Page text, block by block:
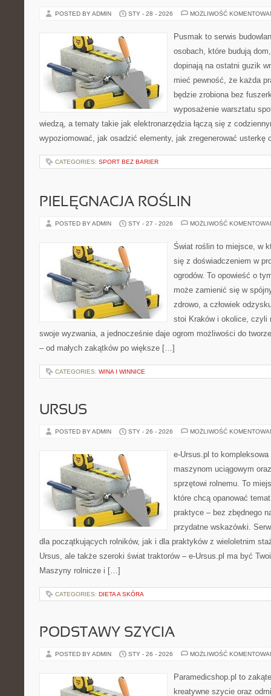
POSTED BY ADMIN STY - 28 - 2026 MOŻLIWOŚĆ
Pusmak to serwis
osobach, które budują
dopinają na ostatni guzik
mieć pewność, że każda
będzie zrobiona bez
wyposażenie warsztatu
wiedzą, a tematy takie jak elektronarzędzia łączą się z
wypoziomować, jak osadzić elementy, jak zregenerować usterkę
CATEGORIES: SPORT BEZ BARIER
PIELĘGNACJA ROŚLIN
POSTED BY ADMIN STY - 27 - 2026 MOŻLIWOŚĆ
Świat roślin to miejsce, w
się z doświadczeniem w
ogrodów. To opowieść o
może zamienić się w
zdrowo, a człowiek
stoi Kraków i okolice, czyli
swoje wyzwania, a jednocześnie daje ogrom możliwości do
– od małych zakątków po większe […]
CATEGORIES: WINA I WINNICE
URSUS
POSTED BY ADMIN STY - 26 - 2026 MOŻLIWOŚĆ
e-Ursus.pl to
maszynom uciągowym
sprzętowi rolnemu. To
które chcą opanować
praktyce – bez zbędnego
przydatne wskazówki.
dla początkujących rolników, jak i dla praktyków z wieloletnim
Ursus, ale także szeroki świat traktorów – e-Ursus.pl ma być
Maszyny rolnicze i […]
CATEGORIES: DIETA A SKÓRA
PODSTAWY SZYCIA
POSTED BY ADMIN STY - 26 - 2026 MOŻLIWOŚĆ
Paramedicshop.pl to
kreatywne szycie oraz